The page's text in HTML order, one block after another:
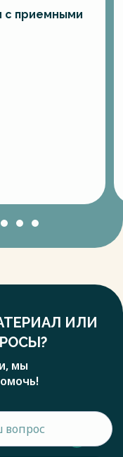
с приемными
ИЛИ
мы